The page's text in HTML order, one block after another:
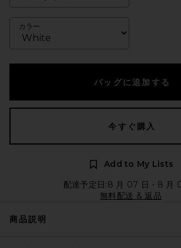
カラー
バッグに追加する
今すぐ購入
Add to My Lists
配達予定日:8 月 07 日 - 8 月
無料配送 & 返品
商品説明